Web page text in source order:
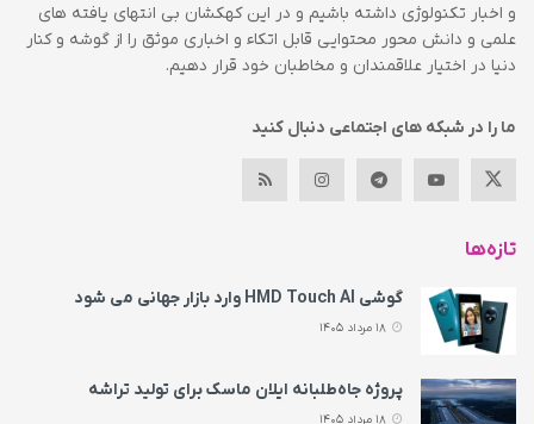
و اخبار تکنولوژی داشته باشیم و در این کهکشان بی انتهای یافته های
علمی و دانش محور محتوایی قابل اتکاء و اخباری موثق را از گوشه و کنار
دنیا در اختیار علاقمندان و مخاطبان خود قرار دهیم.
ما را در شبکه های اجتماعی دنبال کنید
تازه‌ها
گوشی HMD Touch AI وارد بازار جهانی می‌ شود
پروژه جاه‌طلبانه ایلان ماسک برای تولید تراشه